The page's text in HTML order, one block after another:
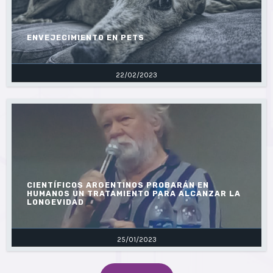
22/02/2023
ENVEJECIMIENTO EN PETS
25/01/2023
CIENTÍFICOS ARGENTINOS PROBARÁN EN
HUMANOS UN TRATAMIENTO PARA ALCANZAR LA
LONGEVIDAD